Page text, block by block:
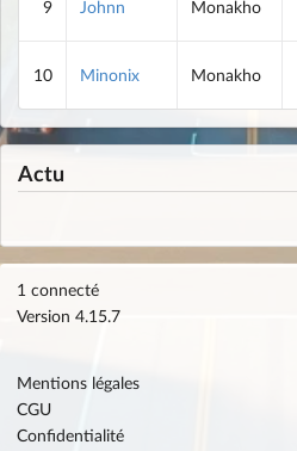
9 Johnn Monakho
10 Minonix Monakho
Actu
1 connecté
Version 4.15.7
Mentions légales
CGU
Confidentialité